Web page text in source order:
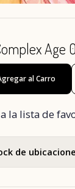
Age
al Carro
la lista de
de